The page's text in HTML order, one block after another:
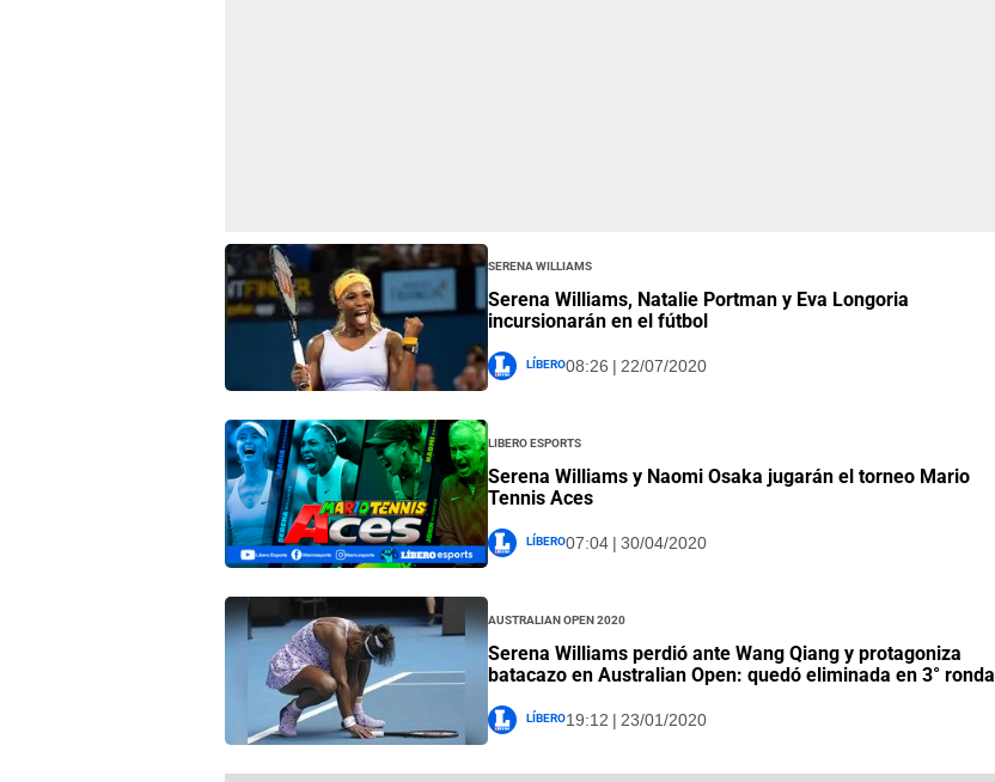
Serena Williams
Serena Williams, Natalie Portman y Eva Longoria
incursionarán en el fútbol
Líbero08:26 | 22/07/2020
Libero Esports
Serena Williams y Naomi Osaka jugarán el torneo Mario
Tennis Aces
Líbero07:04 | 30/04/2020
Australian Open 2020
Serena Williams perdió ante Wang Qiang y protagoniza
batacazo en Australian Open: quedó eliminada en 3° ronda
Líbero19:12 | 23/01/2020